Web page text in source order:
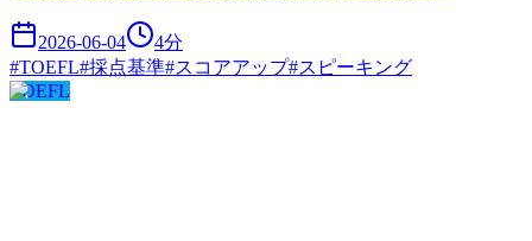
2026-06-04 4分
#TOEFL#採点基準#スコアアップ#スピーキング
TOEFL